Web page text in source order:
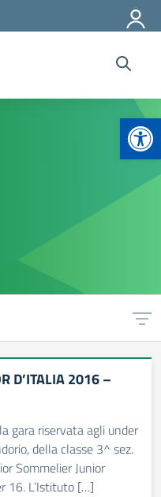
D’ITALIA 2016 –
gara riservata agli under
della classe 3^ sez.
Sommelier Junior
16. L’Istituto […]